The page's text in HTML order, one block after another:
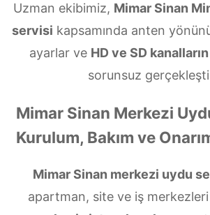
Uzman ekibimiz, Mimar Sinan
servisi kapsamında anten
ayarlar ve HD ve SD
sorunsuz
Mimar Sinan Merkezi
Kurulum, Bakım ve
Mimar Sinan merkezi uydu
apartman, site ve iş